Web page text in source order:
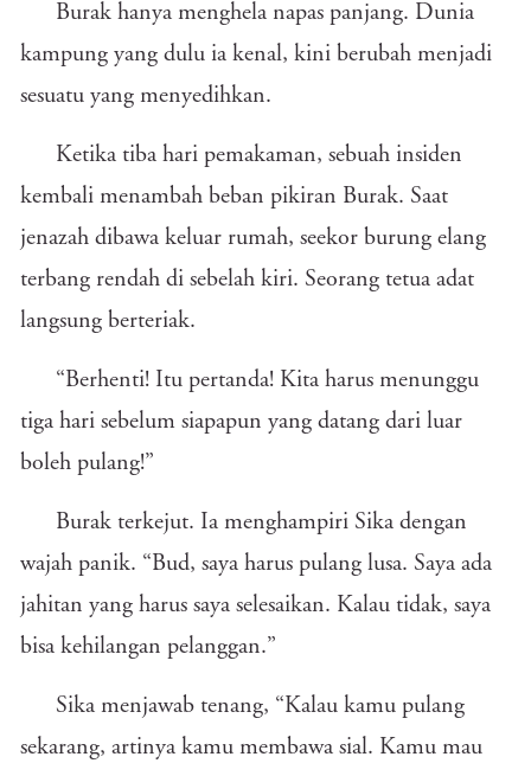
Burak hanya menghela napas panjang. Dunia
kampung yang dulu ia kenal, kini berubah menjadi
sesuatu yang menyedihkan.
Ketika tiba hari pemakaman, sebuah insiden
kembali menambah beban pikiran Burak. Saat
jenazah dibawa keluar rumah, seekor burung elang
terbang rendah di sebelah kiri. Seorang tetua adat
langsung berteriak.
“Berhenti! Itu pertanda! Kita harus menunggu
tiga hari sebelum siapapun yang datang dari luar
boleh pulang!”
Burak terkejut. Ia menghampiri Sika dengan
wajah panik. “Bud, saya harus pulang lusa. Saya ada
jahitan yang harus saya selesaikan. Kalau tidak, saya
bisa kehilangan pelanggan.”
Sika menjawab tenang, “Kalau kamu pulang
sekarang, artinya kamu membawa sial. Kamu mau